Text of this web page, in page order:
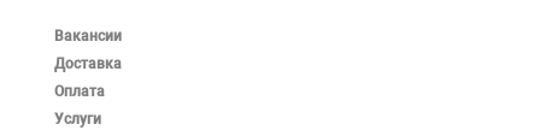
Вакансии
Доставка
Оплата
Услуги